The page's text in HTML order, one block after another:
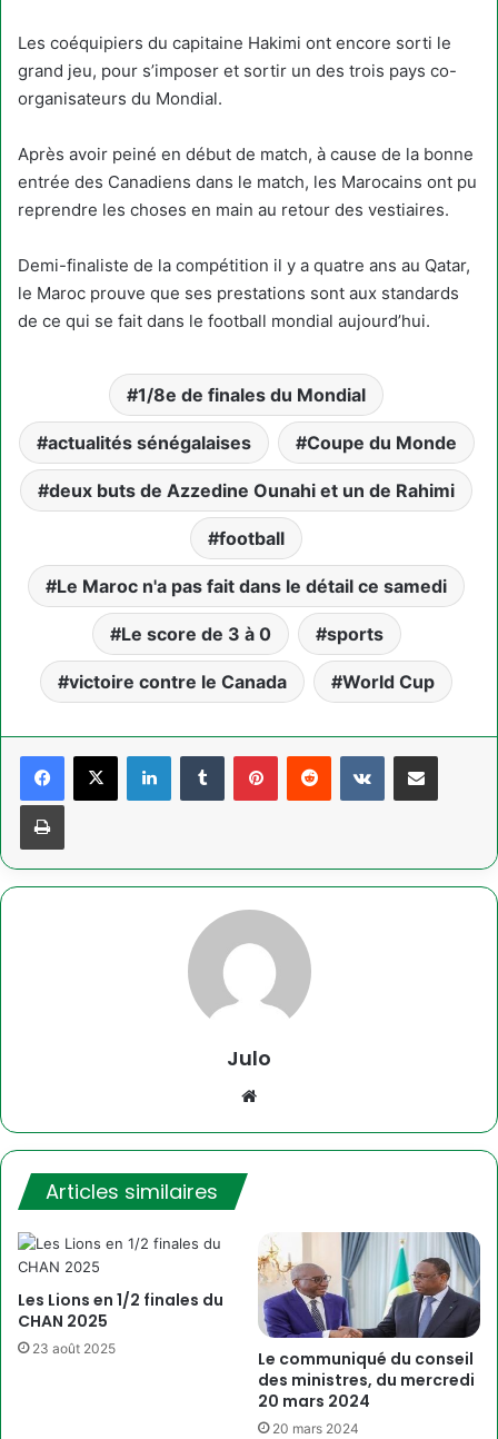
Les coéquipiers du capitaine Hakimi ont encore sorti le
grand jeu, pour s’imposer et sortir un des trois pays co-
organisateurs du Mondial.
Après avoir peiné en début de match, à cause de la bonne
entrée des Canadiens dans le match, les Marocains ont pu
reprendre les choses en main au retour des vestiaires.
Demi-finaliste de la compétition il y a quatre ans au Qatar,
le Maroc prouve que ses prestations sont aux standards
de ce qui se fait dans le football mondial aujourd’hui.
1/8e de finales du Mondial
actualités sénégalaises Coupe du Monde
deux buts de Azzedine Ounahi et un de Rahimi
football
Le Maroc n'a pas fait dans le détail ce samedi
Le score de 3 à 0 sports
victoire contre le Canada World Cup
LinkedinTumblr PinterestReddit VKontaktePartager par email
Imprimer
Julo
Articles similaires
Les Lions en 1/2 finales du
CHAN 2025
23 août 2025
Le communiqué du conseil
des ministres, du mercredi
20 mars 2024
20 mars 2024